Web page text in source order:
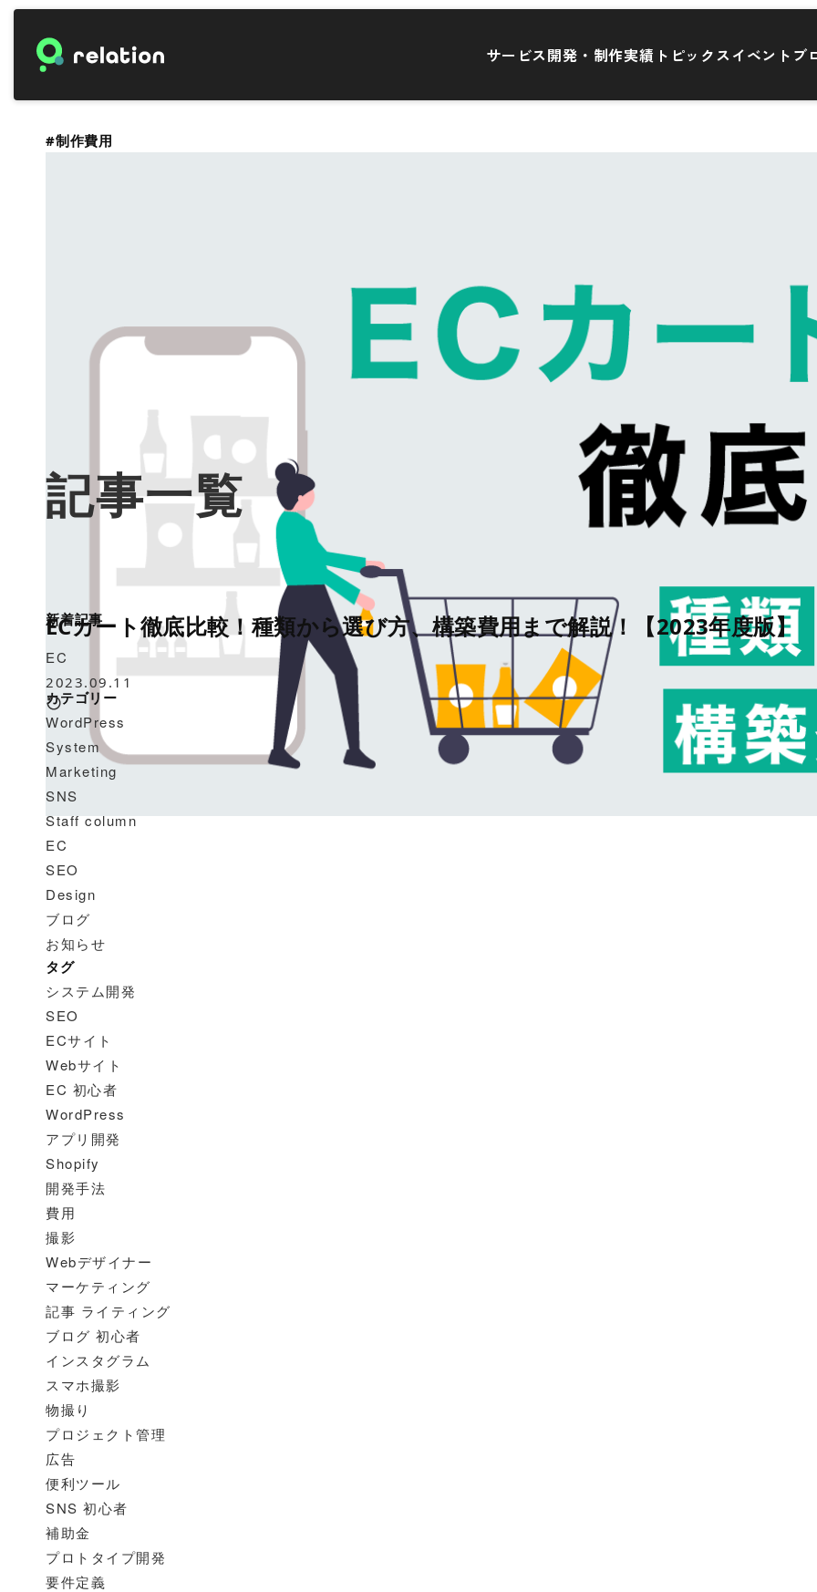
サービス開発・制作実績 トピックスイベント ブ
#制作費用
記事一覧
ECカート徹底比較！種類から選び方、構築費用まで解説！【2023年度版】
EC
2023.09.11
新着記事
カテゴリー
WordPress
System
Marketing
SNS
Staff column
EC
SEO
Design
ブログ
お知らせ
タグ
システム開発
SEO
ECサイト
Webサイト
EC 初心者
WordPress
アプリ開発
Shopify
開発手法
費用
撮影
Webデザイナー
マーケティング
記事 ライティング
ブログ 初心者
インスタグラム
スマホ撮影
物撮り
プロジェクト管理
広告
便利ツール
SNS 初心者
補助金
プロトタイプ開発
要件定義